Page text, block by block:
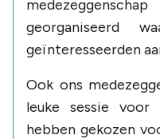
georganiseerd
geïnteresseerden
Ook ons
leuke sessie voor
hebben gekozen